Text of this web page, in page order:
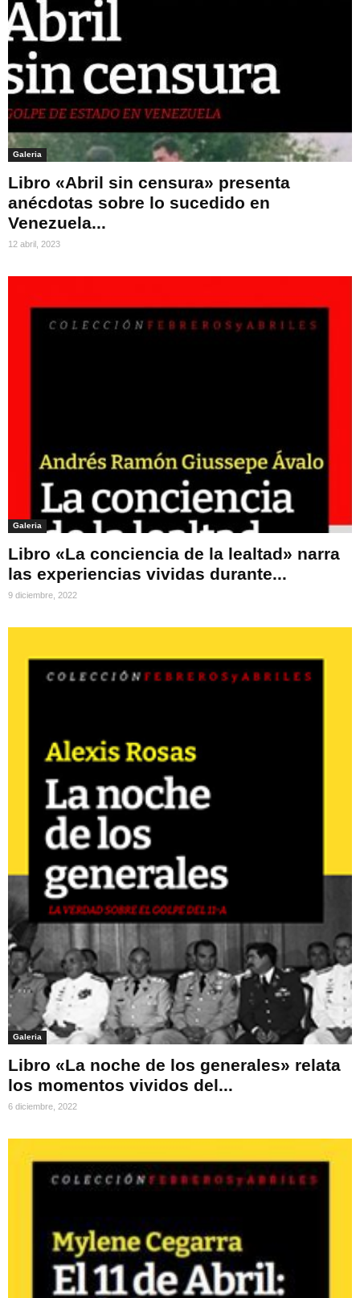
Galeria
Libro «Abril sin censura» presenta
anécdotas sobre lo sucedido en
Venezuela...
12 abril, 2023
Galeria
Libro «La conciencia de la lealtad» narra
las experiencias vividas durante...
9 diciembre, 2022
Galeria
Libro «La noche de los generales» relata
los momentos vividos del...
6 diciembre, 2022